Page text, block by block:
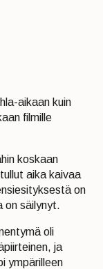
aikaan kuin
filmille
koskaan
aika kaivaa
on
on säilynyt.
oli
ja
ympärilleen